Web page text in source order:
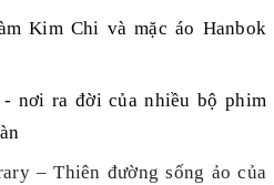
Kim Chi và mặc áo Hanbok
nơi ra đời của nhiều bộ phim
– Thiên đường sống ảo của